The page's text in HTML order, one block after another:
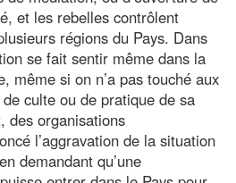
et les rebelles contrôlent
régions du Pays. Dans
se fait sentir même dans la
même si on n’a pas touché aux
culte ou de pratique de sa
des organisations
l’aggravation de la situation
demandant qu’une